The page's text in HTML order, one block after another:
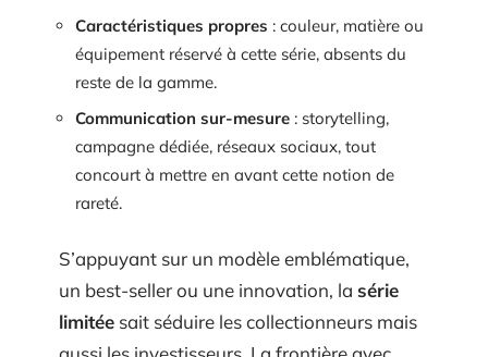
Caractéristiques propres : couleur, matière ou
équipement réservé à cette série, absents du
reste de la gamme.
Communication sur-mesure : storytelling,
campagne dédiée, réseaux sociaux, tout
concourt à mettre en avant cette notion de
rareté.
S’appuyant sur un modèle emblématique,
un best-seller ou une innovation, la série
limitée sait séduire les collectionneurs mais